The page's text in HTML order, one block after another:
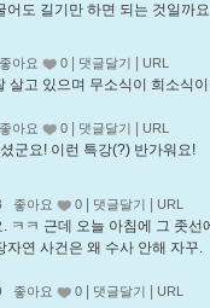
어도 길기만 하면 되는 것일까
좋아요 0 댓글달기 URL
살고 있으며 무소식이 희소식
좋아요 0 댓글달기 URL
군요! 이런 특강(?) 반가워요!
좋아요 0 댓글달기 URL
ㅋㅋ 근데 오늘 아침에 그 좃선
자연 사건은 왜 수사 안해 자꾸.
좋아요 0 댓글달기 URL